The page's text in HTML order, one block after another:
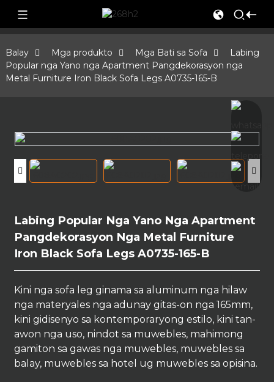
Balay Mga produkto Mga Bati sa Sofa
Labing
Popular nga Yano nga Apartment Pangdekorasyon nga
Metal Furniture Iron Black Sofa Legs A0735-165-B
Labing Popular Nga Yano Nga Apartment
Pangdekorasyon Nga Metal Furniture
Iron Black Sofa Legs A0735-165-B
Kini nga sofa leg ginama sa aluminum nga hilaw
nga materyales nga adunay gitas-on nga 165mm,
kini gidisenyo sa kontemporaryong estilo, kini tan-
awon nga uso, nindot sa muwebles, mahimong
gamiton sa gawas nga muwebles, muwebles sa
balay, muwebles sa hotel ug muwebles sa opisina.